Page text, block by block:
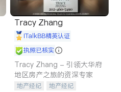
Tracy Zhang
iTalkBB精英认证
执照已核实
Tracy Zhang - 引领大华府
地区房产之旅的资深专家
地产经纪
地产经纪